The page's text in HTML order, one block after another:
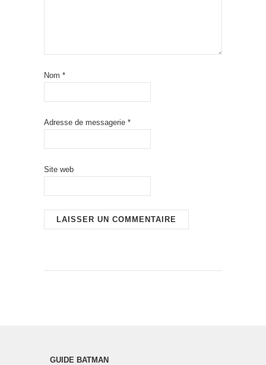
Nom *
Adresse de messagerie *
Site web
GUIDE BATMAN